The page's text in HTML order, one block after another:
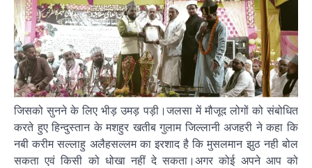
जिसको सुनने के लिए भीड़ उमड़ पड़ी।जलसा में मौजूद लोगों को संबोधित
करते हुए हिन्दुस्तान के मशहुर खतीब गुलाम जिल्लानी अजहरी ने कहा कि
नबी करीम सल्लाहु अलैहसल्लम का इरशाद है कि मुसलमान झुठ नही बोल
सकता एवं किसी को धोखा नहीं दे सकता।अगर कोई अपने आप को